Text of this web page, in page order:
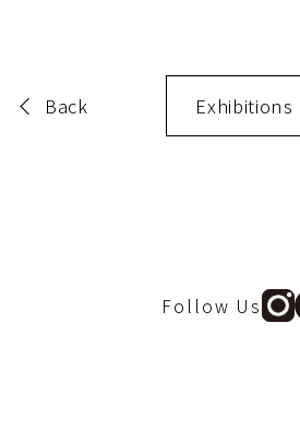
Back Exhibitions
Follow Us